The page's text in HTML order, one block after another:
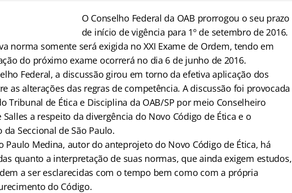
O Conselho Federal da OAB prorrogou o seu prazo
de início de vigência para 1º de setembro de 2016.
norma somente será exigida no XXI Exame de Ordem, tendo em
do próximo exame ocorrerá no dia 6 de junho de 2016.
Federal, a discussão girou em torno da efetiva aplicação dos
as alterações das regras de competência. A discussão foi provocada
Tribunal de Ética e Disciplina da OAB/SP por meio Conselheiro
Salles a respeito da divergência do Novo Código de Ética e o
Seccional de São Paulo.
Paulo Medina, autor do anteprojeto do Novo Código de Ética, há
quanto a interpretação de suas normas, que ainda exigem estudos,
a ser esclarecidas com o tempo bem como com a própria
do Código.